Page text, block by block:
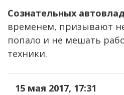
Сознательных
временем, призывают
попало и не мешать
техники.
15 мая 2017, 17:31